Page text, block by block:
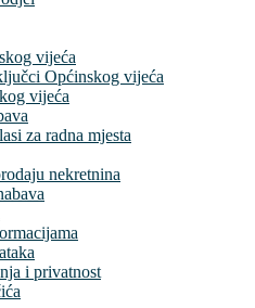
vijeća
Općinskog vijeća
vijeća
za radna mjesta
nekretnina
i privatnost